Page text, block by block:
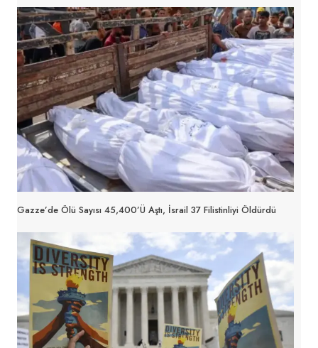
Gazze’de Ölü Sayısı 45,400’ü Aştı, İsrail 37 Filistinliyi Öldürdü